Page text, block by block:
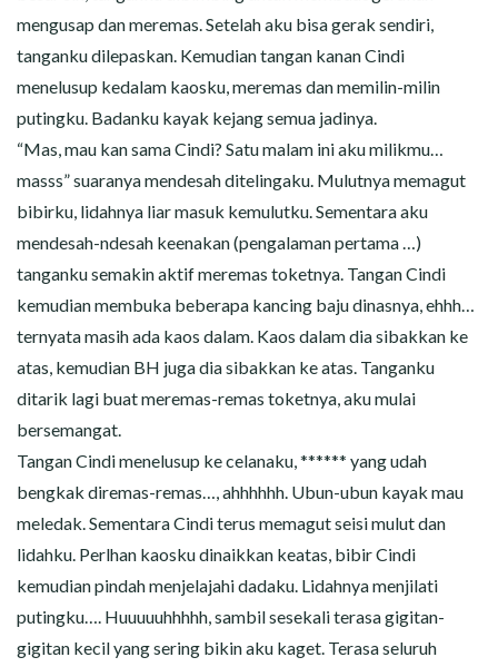
mengusap dan meremas. Setelah aku bisa gerak sendiri,
tanganku dilepaskan. Kemudian tangan kanan Cindi
menelusup kedalam kaosku, meremas dan memilin-milin
putingku. Badanku kayak kejang semua jadinya.
“Mas, mau kan sama Cindi? Satu malam ini aku milikmu…
masss” suaranya mendesah ditelingaku. Mulutnya memagut
bibirku, lidahnya liar masuk kemulutku. Sementara aku
mendesah-ndesah keenakan (pengalaman pertama …)
tanganku semakin aktif meremas toketnya. Tangan Cindi
kemudian membuka beberapa kancing baju dinasnya, ehhh…
ternyata masih ada kaos dalam. Kaos dalam dia sibakkan ke
atas, kemudian BH juga dia sibakkan ke atas. Tanganku
ditarik lagi buat meremas-remas toketnya, aku mulai
bersemangat.
Tangan Cindi menelusup ke celanaku, ****** yang udah
bengkak diremas-remas…, ahhhhhh. Ubun-ubun kayak mau
meledak. Sementara Cindi terus memagut seisi mulut dan
lidahku. Perlhan kaosku dinaikkan keatas, bibir Cindi
kemudian pindah menjelajahi dadaku. Lidahnya menjilati
putingku…. Huuuuuhhhhh, sambil sesekali terasa gigitan-
gigitan kecil yang sering bikin aku kaget. Terasa seluruh